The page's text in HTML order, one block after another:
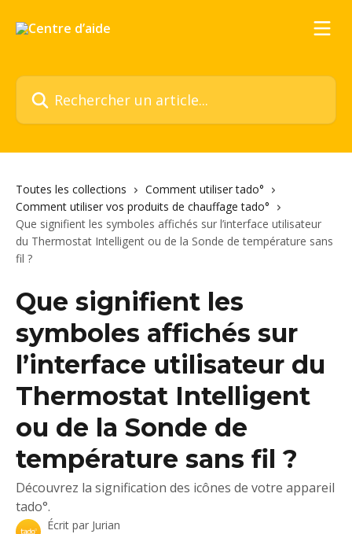
Rechercher un article...
Toutes les collections
Comment utiliser tado°
Comment utiliser vos produits de chauffage tado°
Que signifient les symboles affichés sur l’interface utilisateur
du Thermostat Intelligent ou de la Sonde de température sans
fil ?
Que signifient les
symboles affichés sur
l’interface utilisateur du
Thermostat Intelligent
ou de la Sonde de
température sans fil ?
Découvrez la signification des icônes de votre appareil
tado°.
Écrit par Jurian